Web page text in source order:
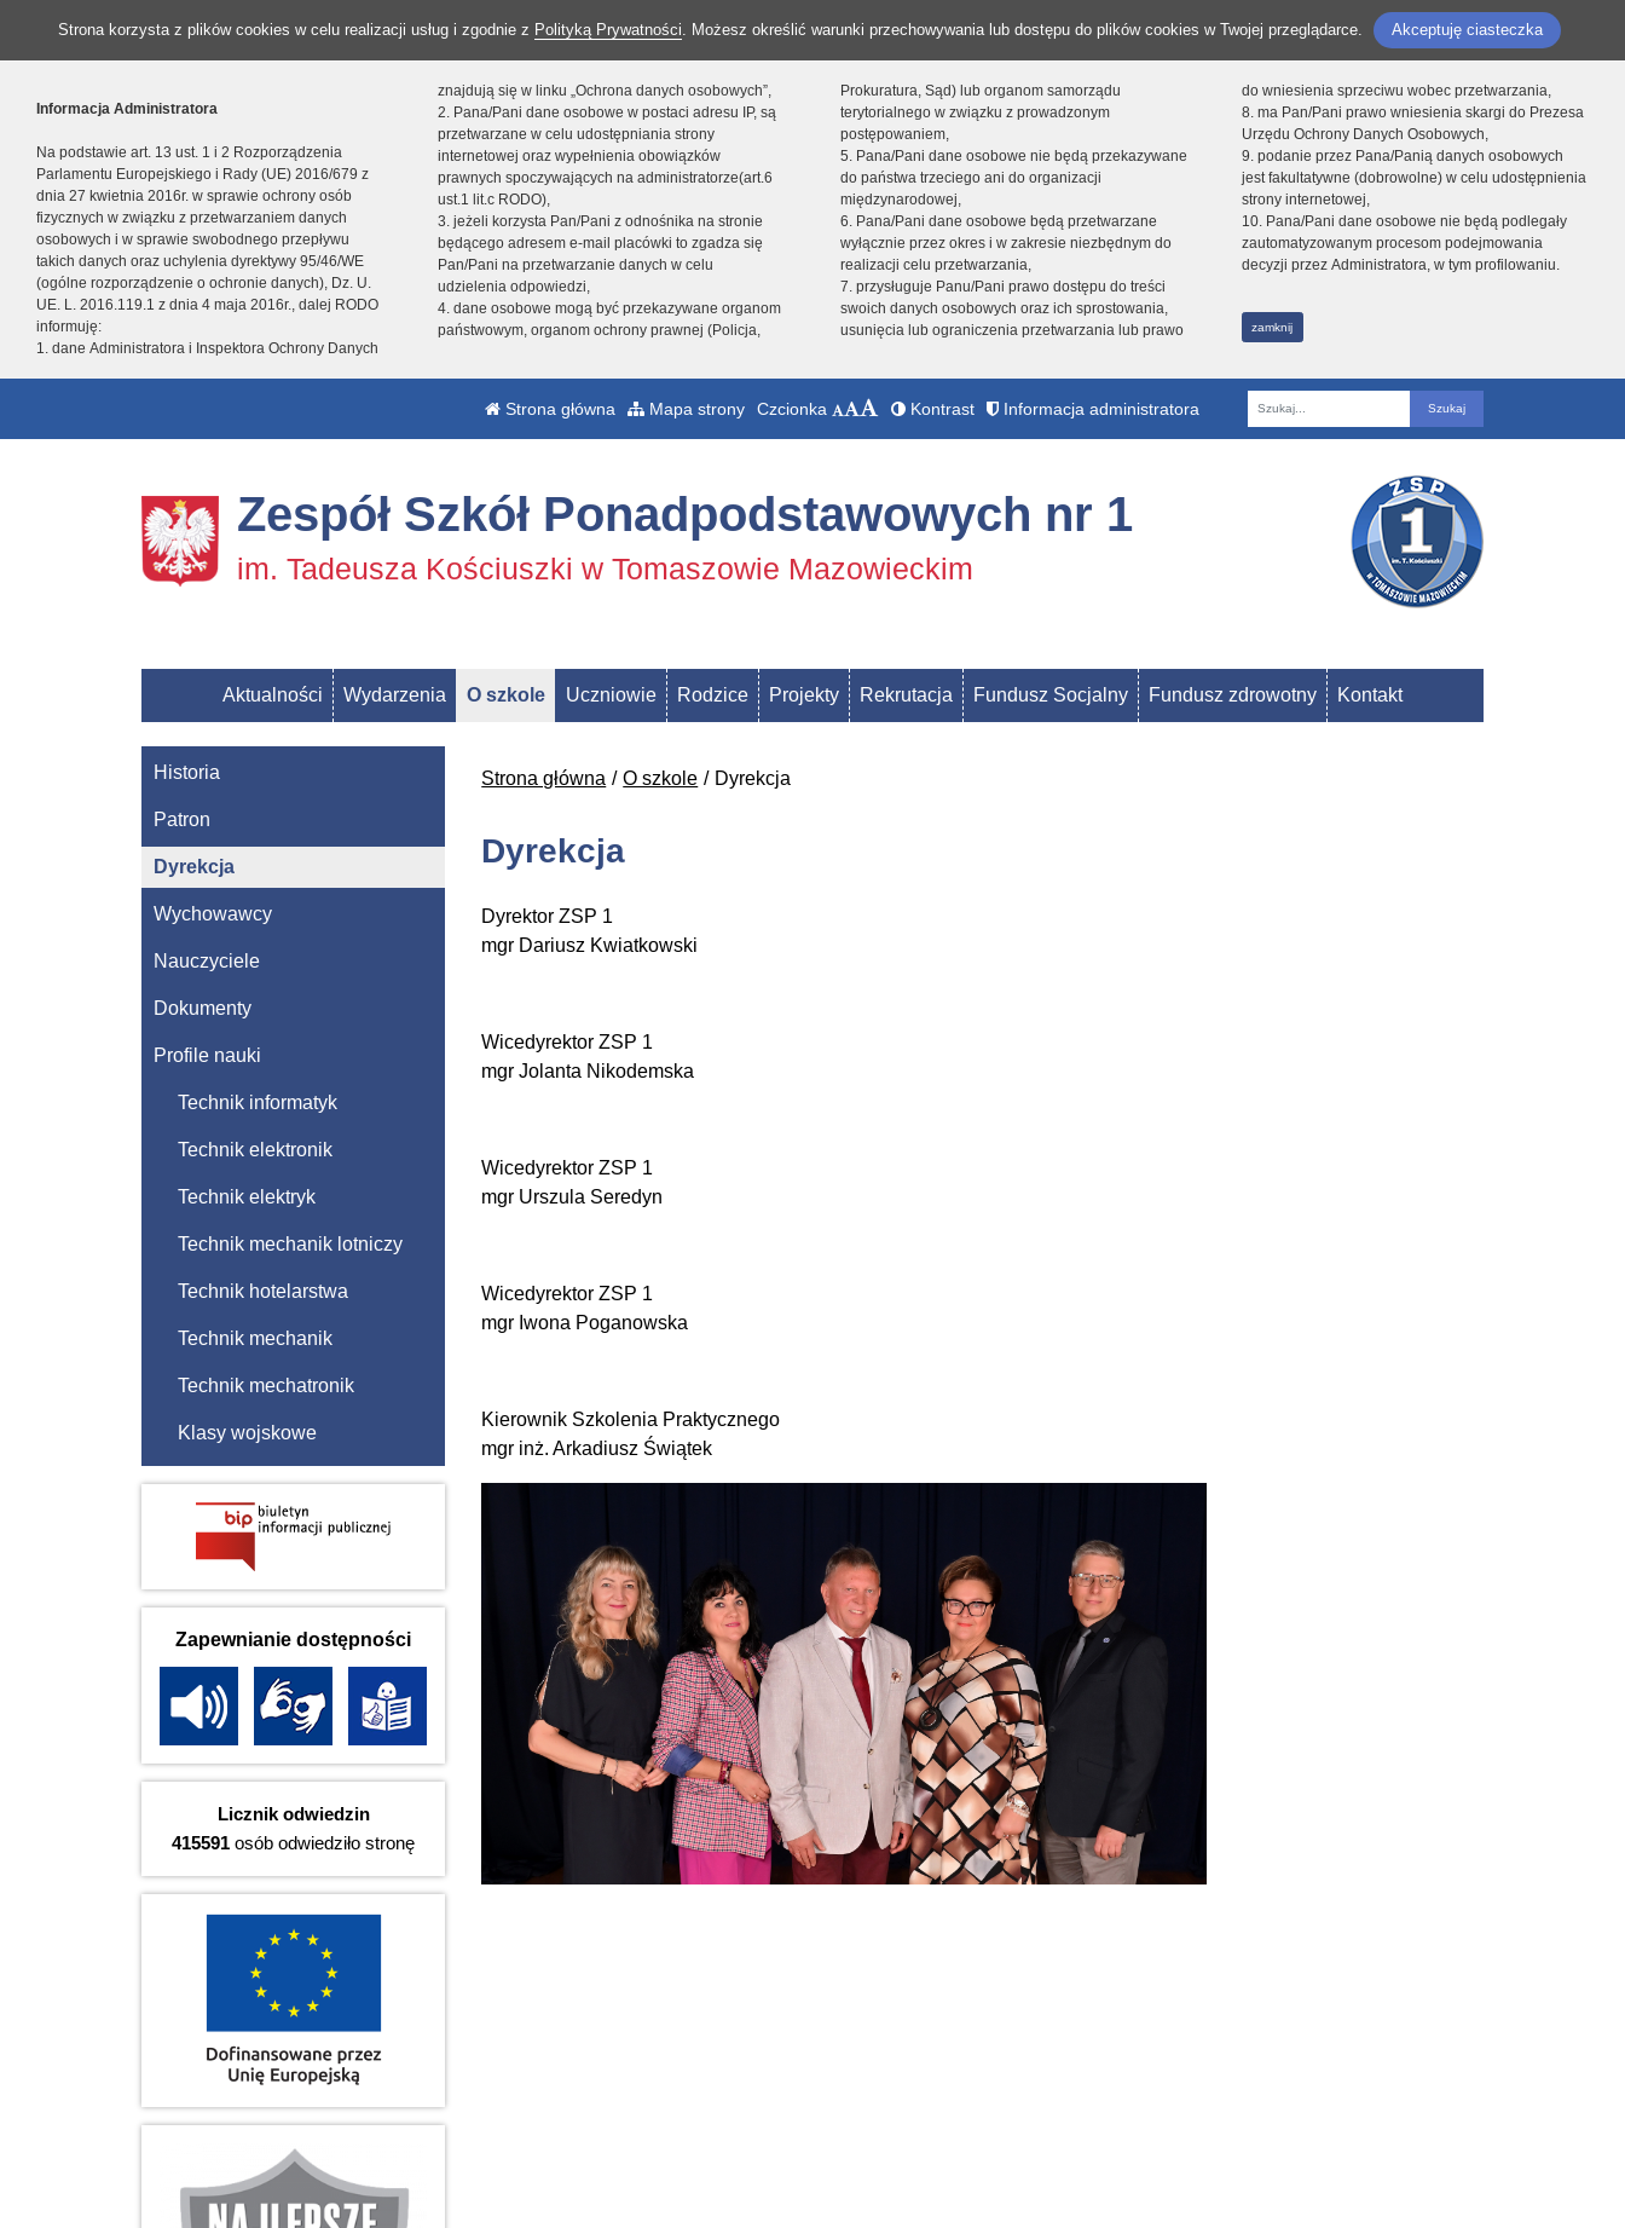
Strona korzysta z plików cookies w celu realizacji usług i zgodnie z Polityką Prywatności. Możesz określić warunki przechowywania lub dostępu do plików cookies w Twojej przeglądarce. Akceptuję ciasteczka
Informacja Administratora
Na podstawie art. 13 ust. 1 i 2 Rozporządzenia
Parlamentu Europejskiego i Rady (UE) 2016/679 z
dnia 27 kwietnia 2016r. w sprawie ochrony osób
fizycznych w związku z przetwarzaniem danych
osobowych i w sprawie swobodnego przepływu
takich danych oraz uchylenia dyrektywy 95/46/WE
(ogólne rozporządzenie o ochronie danych), Dz. U.
UE. L. 2016.119.1 z dnia 4 maja 2016r., dalej RODO
informuję:
1. dane Administratora i Inspektora Ochrony Danych
znajdują się w linku „Ochrona danych osobowych”,
2. Pana/Pani dane osobowe w postaci adresu IP, są
przetwarzane w celu udostępniania strony
internetowej oraz wypełnienia obowiązków
prawnych spoczywających na administratorze(art.6
ust.1 lit.c RODO),
3. jeżeli korzysta Pan/Pani z odnośnika na stronie
będącego adresem e-mail placówki to zgadza się
Pan/Pani na przetwarzanie danych w celu
udzielenia odpowiedzi,
4. dane osobowe mogą być przekazywane organom
państwowym, organom ochrony prawnej (Policja,
Prokuratura, Sąd) lub organom samorządu
terytorialnego w związku z prowadzonym
postępowaniem,
5. Pana/Pani dane osobowe nie będą przekazywane
do państwa trzeciego ani do organizacji
międzynarodowej,
6. Pana/Pani dane osobowe będą przetwarzane
wyłącznie przez okres i w zakresie niezbędnym do
realizacji celu przetwarzania,
7. przysługuje Panu/Pani prawo dostępu do treści
swoich danych osobowych oraz ich sprostowania,
usunięcia lub ograniczenia przetwarzania lub prawo
do wniesienia sprzeciwu wobec przetwarzania,
8. ma Pan/Pani prawo wniesienia skargi do Prezesa
Urzędu Ochrony Danych Osobowych,
9. podanie przez Pana/Panią danych osobowych
jest fakultatywne (dobrowolne) w celu udostępnienia
strony internetowej,
10. Pana/Pani dane osobowe nie będą podlegały
zautomatyzowanym procesom podejmowania
decyzji przez Administratora, w tym profilowaniu.
zamknij
Strona główna Mapa strony Czcionka Kontrast Informacja administratora
Fraza
Zespół Szkół Ponadpodstawowych nr 1
im. Tadeusza Kościuszki w Tomaszowie Mazowieckim
Aktualności Wydarzenia O szkole Uczniowie Rodzice Projekty Rekrutacja Fundusz Socjalny Fundusz zdrowotny Kontakt
Strona główna O szkole Dyrekcja
Dyrekcja
Dyrektor ZSP 1
mgr Dariusz Kwiatkowski
Wicedyrektor ZSP 1
mgr Jolanta Nikodemska
Wicedyrektor ZSP 1
mgr Urszula Seredyn
Wicedyrektor ZSP 1
mgr Iwona Poganowska
Kierownik Szkolenia Praktycznego
mgr inż. Arkadiusz Świątek
Historia
Patron
Dyrekcja
Wychowawcy
Nauczyciele
Dokumenty
Profile nauki
Technik informatyk
Technik elektronik
Technik elektryk
Technik mechanik lotniczy
Technik hotelarstwa
Technik mechanik
Technik mechatronik
Klasy wojskowe
Zapewnianie dostępności
Licznik odwiedzin
415591 osób odwiedziło stronę